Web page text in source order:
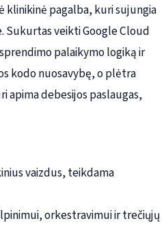
klinikinė pagalba, kuri sujungia
Sukurtas veikti Google Cloud
palaikymo logiką ir
kodo nuosavybę, o plėtra
apima debesijos paslaugas,
vaizdus, teikdama
orkestravimui ir trečiųjų